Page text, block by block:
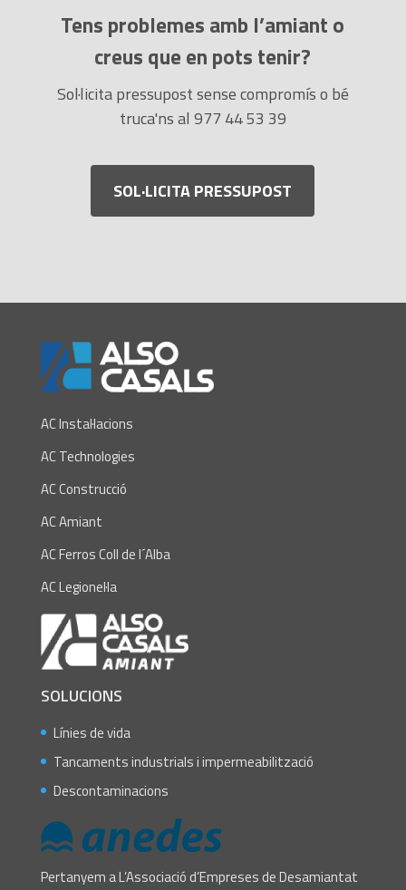
Tens problemes amb l’amiant o
creus que en pots tenir?
Sol·licita pressupost sense compromís o bé
truca'ns al 977 44 53 39
SOL·LICITA PRESSUPOST
AC Instal·lacions
AC Technologies
AC Construcció
AC Amiant
AC Ferros Coll de l´Alba
AC Legionel·la
SOLUCIONS
Línies de vida
Tancaments industrials i impermeabilització
Descontaminacions
Pertanyem a L’Associació d’Empreses de Desamiantat